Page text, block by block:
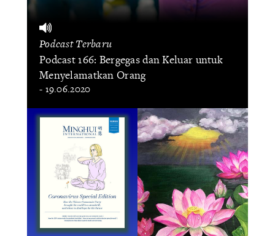
Podcast Terbaru
Podcast 166: Bergegas dan Keluar untuk
Menyelamatkan Orang
- 19.06.2020